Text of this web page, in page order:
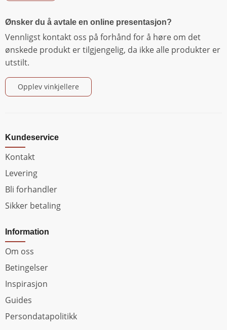
Ønsker du å avtale en online presentasjon?
Vennligst kontakt oss på forhånd for å høre om det
ønskede produkt er tilgjengelig, da ikke alle produkter er
utstilt.
Opplev vinkjellere
Kundeservice
Kontakt
Levering
Bli forhandler
Sikker betaling
Information
Om oss
Betingelser
Inspirasjon
Guides
Persondatapolitikk